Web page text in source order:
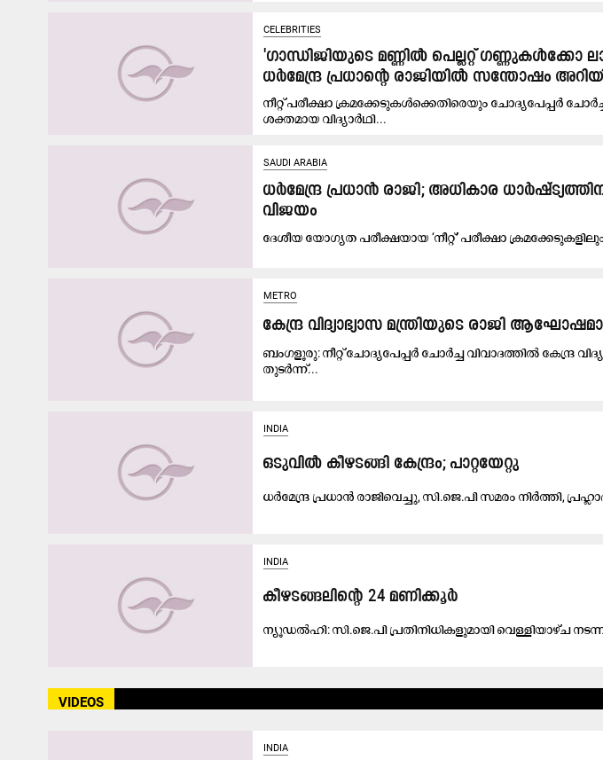
CELEBRITIES
'ഗാന്ധിജിയുടെ മണ്ണിൽ പെല്ലറ്റ് ഗണ്ണുകൾക്കോ
ധർമേന്ദ്ര പ്രധാന്റെ രാജിയിൽ സന്തോഷം
നീറ്റ് പരീക്ഷാ ക്രമക്കേടുകൾക്കെതിരെയും ചോദ്യപേപ്പർ
ശക്തമായ വിദ്യാർഥി...
SAUDI ARABIA
ധ​ർ​മേ​ന്ദ്ര പ്ര​ധാ​ൻ രാ​ജി; അ​ധി​കാ​ര
വി​ജ​യം
ദേ​ശീ​യ യോ​ഗ്യ​ത പ​രീ​ക്ഷ​യാ​യ ‘നീ​റ്റ്’ പ​രീ​ക്ഷാ
METRO
കേന്ദ്ര വിദ്യാഭ്യാസ മന്ത്രിയുടെ രാജി
ബംഗളൂരു: നീറ്റ് ചോദ്യപേപ്പർ ചോർച്ച വിവാദത്തിൽ കേന്ദ്ര
തുടർന്ന്...
INDIA
ഒ​ടു​വി​ൽ കീ​ഴ​ട​ങ്ങി കേ​ന്ദ്രം; പാറ്റയേറ്റു
ധ​ർ​മേ​ന്ദ്ര പ്ര​ധാ​ൻ രാ​ജി​വെ​ച്ചു, സി.​ജെ.​പി സ​മ​രം നി​ർ​ത്തി,
INDIA
കീഴടങ്ങലിന്റെ 24 മണിക്കൂർ
ന്യൂഡൽഹി: സി.​ജെ.​പി പ്ര​തി​നി​ധി​ക​ളു​മാ​യി വെ​ള്ളി​യാ​ഴ്ച
VIDEOS
INDIA